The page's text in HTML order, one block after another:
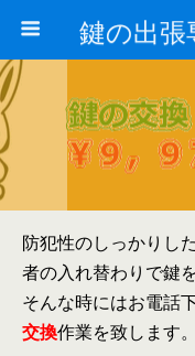
防犯性のしっかりし
者の入れ替わりで鍵
そんな時にはお電話
交換作業を致します。